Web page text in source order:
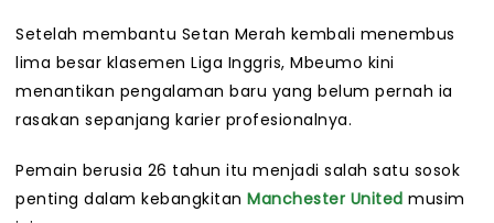
Setelah membantu Setan Merah kembali menembus
lima besar klasemen Liga Inggris, Mbeumo kini
menantikan pengalaman baru yang belum pernah ia
rasakan sepanjang karier profesionalnya.
Pemain berusia 26 tahun itu menjadi salah satu sosok
penting dalam kebangkitan Manchester United musim